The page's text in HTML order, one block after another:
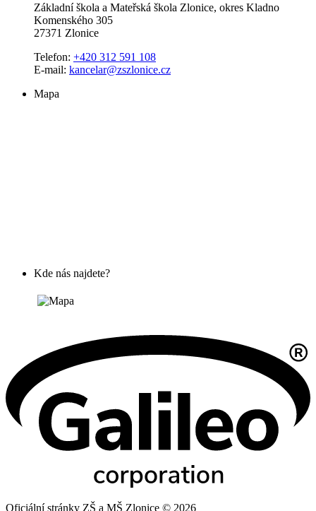
Základní škola a Mateřská škola Zlonice, okres Kladno
Komenského 305
27371 Zlonice
Telefon: +420 312 591 108
E-mail: kancelar@zszlonice.cz
Mapa
Kde nás najdete?
Oficiální stránky ZŠ a MŠ Zlonice © 2026